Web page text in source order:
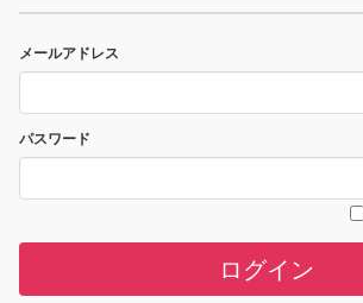
メールアドレス
パスワード
ログイン